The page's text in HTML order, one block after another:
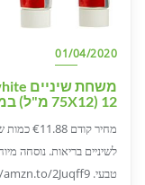
01/04/2020
12 (75X12 מ"ל) במחיר €9.60
מחיר
לשיניים בריאות. נוסחה
טבעי. https://amzn.to/2Juqff9 * מחיר בזמן הפרסום